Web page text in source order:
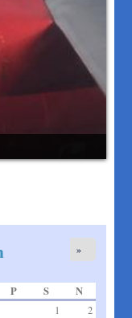
»
P S N
1
2